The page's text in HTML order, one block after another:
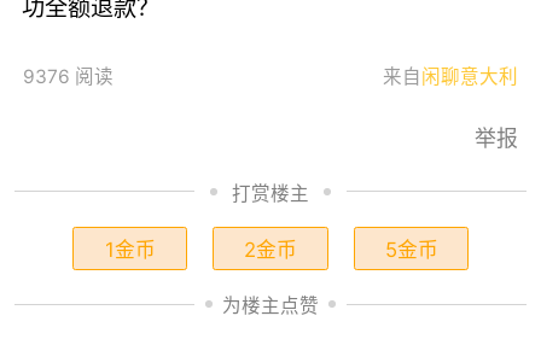
功全额退款？
9376 阅读 来自 闲聊意大利
举报
打赏楼主
1金币 2金币 5金币
为楼主点赞